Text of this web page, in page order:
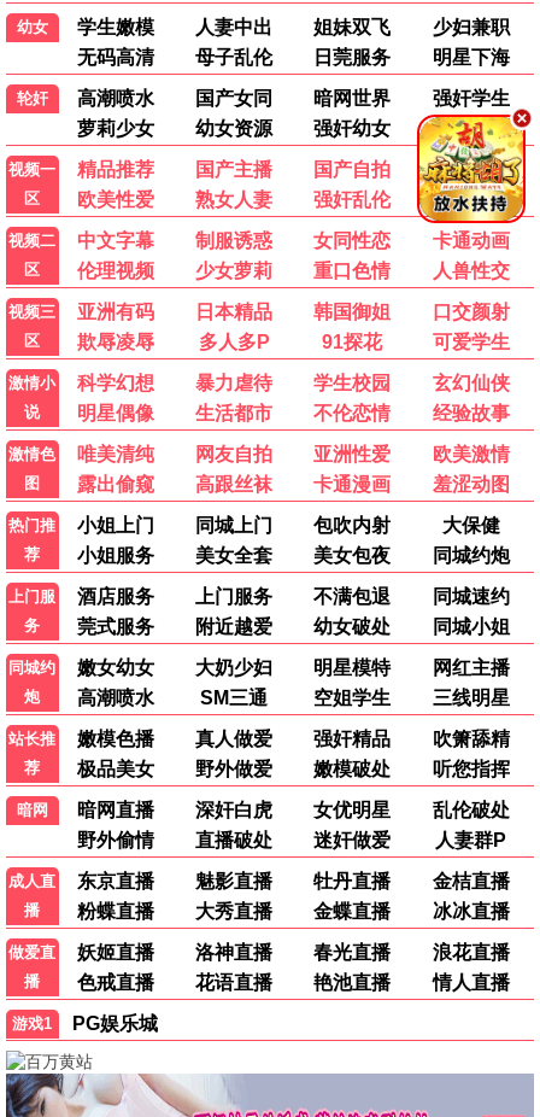
英雄本色
黑帮
大话西游
喜剧
无间道
警匪
黄飞鸿
武侠
赌神 倩女幽魂
奇幻
经典怀旧电视剧